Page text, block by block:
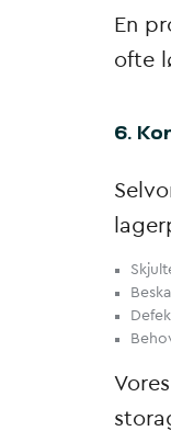
En
ofte
6.